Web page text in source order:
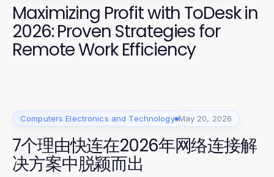
Maximizing Profit with ToDesk in
2026: Proven Strategies for
Remote Work Efficiency
Computers Electronics and Technology May 20, 2026
7个理由快连在2026年网络连接解
决方案中脱颖而出